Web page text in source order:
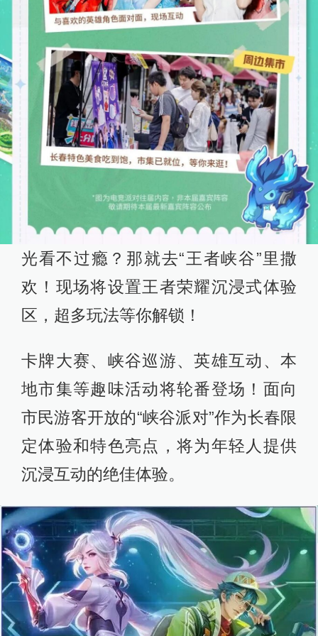
光看不过瘾？那就去“王者峡谷”里撒
欢！现场将设置王者荣耀沉浸式体验
区，超多玩法等你解锁！
卡牌大赛、峡谷巡游、英雄互动、本
地市集等趣味活动将轮番登场！面向
市民游客开放的“峡谷派对”作为长春限
定体验和特色亮点，将为年轻人提供
沉浸互动的绝佳体验。